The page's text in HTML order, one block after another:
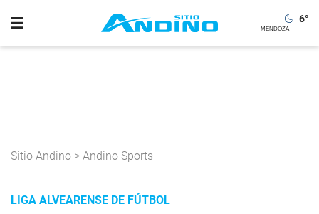
6°
Sitio Andino > Andino Sports
LIGA ALVEARENSE DE FÚTBOL